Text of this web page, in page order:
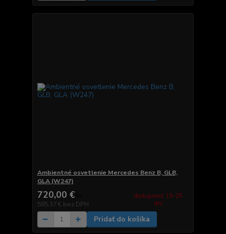
Ambientné osvetlenie Mercedes Benz B, GLB,
GLA (W247)
720,00 €
585,37 € bez DPH
dostupnosť: 15-25
dní
Pridať do košíka